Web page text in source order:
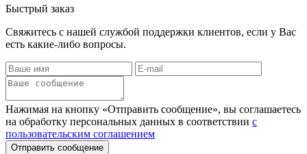
Быстрый заказ
Свяжитесь с нашей службой поддержки клиентов, если у Вас
есть какие-либо вопросы.
Нажимая на кнопку «Отправить сообщение», вы соглашаетесь
на обработку персональных данных в соответствии с
пользовательским соглашением
Отправить сообщение